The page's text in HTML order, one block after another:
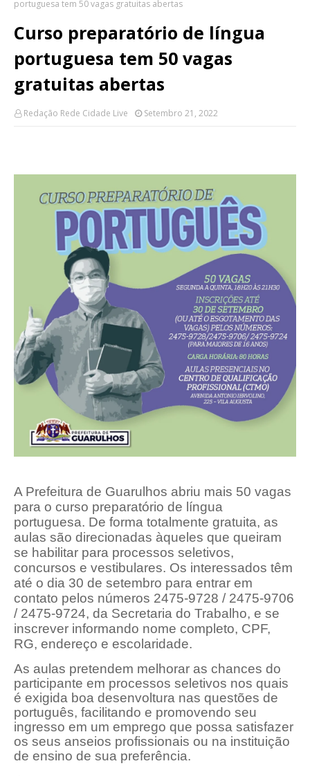
portuguesa tem 50 vagas gratuitas abertas
Curso preparatório de língua
portuguesa tem 50 vagas
gratuitas abertas
Redação Rede Cidade Live Setembro 21, 2022
A Prefeitura de Guarulhos abriu mais 50 vagas
para o curso preparatório de língua
portuguesa. De forma totalmente gratuita, as
aulas são direcionadas àqueles que queiram
se habilitar para processos seletivos,
concursos e vestibulares. Os interessados têm
até o dia 30 de setembro para entrar em
contato pelos números 2475-9728 / 2475-9706
/ 2475-9724, da Secretaria do Trabalho, e se
inscrever informando nome completo, CPF,
RG, endereço e escolaridade.
As aulas pretendem melhorar as chances do
participante em processos seletivos nos quais
é exigida boa desenvoltura nas questões de
português, facilitando e promovendo seu
ingresso em um emprego que possa satisfazer
os seus anseios profissionais ou na instituição
de ensino de sua preferência.